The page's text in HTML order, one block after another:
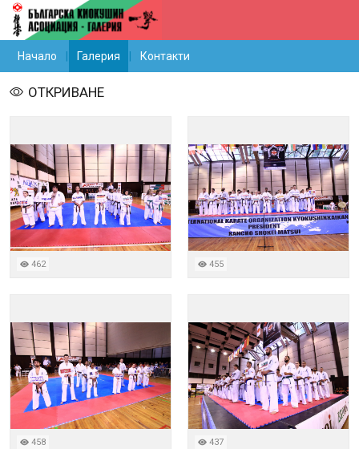
Начало Галерия Контакти
ОТКРИВАНЕ
462 455
458 437